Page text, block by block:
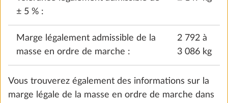
Augmentation de la MMTA à 2.000 kg
avec modification technique, pour simple
essieu, jantes alliage noires incluses
± 5 % :
Marge légalement admissible de la
masse en ordre de marche :
2 792 à
3 086 kg
Vous trouverez également des informations sur la
marge légale de la masse en ordre de marche dans